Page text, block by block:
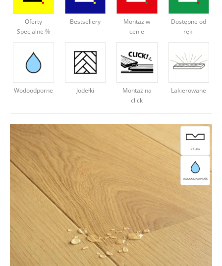
Deweloperzy
Aktualności
Oferty
Specjalne %
Bestsellery
Montaż w
cenie
Dostępne od
ręki
Wodoodporne Jodełki
Montaż na
click
Lakierowane